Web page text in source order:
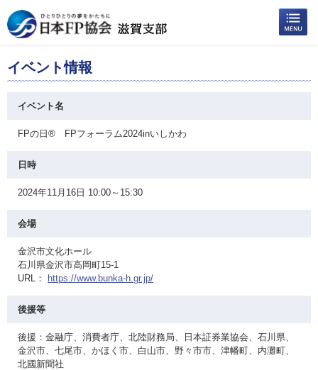
イベント情報
イベント名
FPの日® FPフォーラム2024inいしかわ
日時
2024年11月16日 10:00～15:30
会場
金沢市文化ホール
石川県金沢市高岡町15-1
URL：
https://www.bunka-h.gr.jp/
後援等
後援：金融庁、消費者庁、北陸財務局、日本証券業協会、石川県、
金沢市、七尾市、かほく市、白山市、野々市市、津幡町、内灘町、
北國新聞社